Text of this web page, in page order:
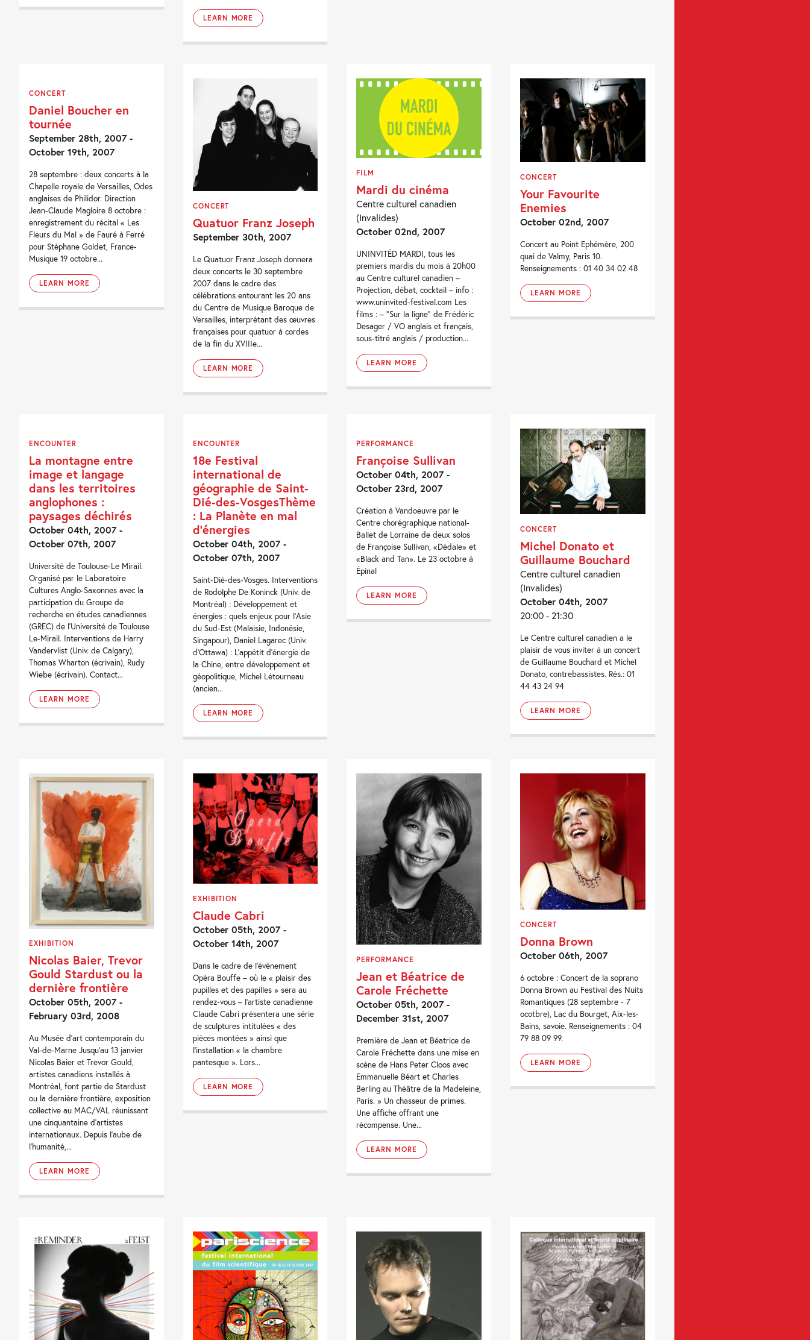
LEARN MORE
CONCERT
Daniel Boucher en
tournée
September 28th, 2007 -
October 19th, 2007
28 septembre : deux concerts à la
Chapelle royale de Versailles, Odes
anglaises de Philidor. Direction
Jean-Claude Magloire 8 octobre :
enregistrement du récital « Les
Fleurs du Mal » de Fauré à Ferré
pour Stéphane Goldet, France-
Musique 19 octobre...
LEARN MORE
CONCERT
Quatuor Franz Joseph
September 30th, 2007
Le Quatuor Franz Joseph donnera
deux concerts le 30 septembre
2007 dans le cadre des
célébrations entourant les 20 ans
du Centre de Musique Baroque de
Versailles, interprétant des œuvres
françaises pour quatuor à cordes
de la fin du XVIIIe...
LEARN MORE
FILM
Mardi du cinéma
Centre culturel canadien
(Invalides)
October 02nd, 2007
UNINVITÉD MARDI, tous les
premiers mardis du mois à 20h00
au Centre culturel canadien –
Projection, débat, cocktail – info :
www.uninvited-festival.com Les
films : – “Sur la ligne” de Frédéric
Desager / VO anglais et français,
sous-titré anglais / production...
LEARN MORE
CONCERT
Your Favourite
Enemies
October 02nd, 2007
Concert au Point Ephémère, 200
quai de Valmy, Paris 10.
Renseignements : 01 40 34 02 48
LEARN MORE
ENCOUNTER
La montagne entre
image et langage
dans les territoires
anglophones :
paysages déchirés
October 04th, 2007 -
October 07th, 2007
Université de Toulouse-Le Mirail.
Organisé par le Laboratoire
Cultures Anglo-Saxonnes avec la
participation du Groupe de
recherche en études canadiennes
(GREC) de l'Université de Toulouse
Le-Mirail. Interventions de Harry
Vandervlist (Univ. de Calgary),
Thomas Wharton (écrivain), Rudy
Wiebe (écrivain). Contact...
LEARN MORE
ENCOUNTER
18e Festival
international de
géographie de Saint-
Dié-des-VosgesThème
: La Planète en mal
d’énergies
October 04th, 2007 -
October 07th, 2007
Saint-Dié-des-Vosges. Interventions
de Rodolphe De Koninck (Univ. de
Montréal) : Développement et
énergies : quels enjeux pour l'Asie
du Sud-Est (Malaisie, Indonésie,
Singapour), Daniel Lagarec (Univ.
d'Ottawa) : L'appétit d'énergie de
la Chine, entre développement et
géopolitique, Michel Létourneau
(ancien...
LEARN MORE
PERFORMANCE
Françoise Sullivan
October 04th, 2007 -
October 23rd, 2007
Création à Vandoeuvre par le
Centre chorégraphique national-
Ballet de Lorraine de deux solos
de Françoise Sullivan, «Dédale» et
«Black and Tan». Le 23 octobre à
Épinal
LEARN MORE
CONCERT
Michel Donato et
Guillaume Bouchard
Centre culturel canadien
(Invalides)
October 04th, 2007
20:00 - 21:30
Le Centre culturel canadien a le
plaisir de vous inviter à un concert
de Guillaume Bouchard et Michel
Donato, contrebassistes. Rés.: 01
44 43 24 94
LEARN MORE
EXHIBITION
Nicolas Baier, Trevor
Gould Stardust ou la
dernière frontière
October 05th, 2007 -
February 03rd, 2008
Au Musée d’art contemporain du
Val-de-Marne Jusqu’au 13 janvier
Nicolas Baier et Trevor Gould,
artistes canadiens installés à
Montréal, font partie de Stardust
ou la dernière frontière, exposition
collective au MAC/VAL réunissant
une cinquantaine d’artistes
internationaux. Depuis l’aube de
l’humanité,...
LEARN MORE
EXHIBITION
Claude Cabri
October 05th, 2007 -
October 14th, 2007
Dans le cadre de l’événement
Opéra Bouffe – où le « plaisir des
pupilles et des papilles » sera au
rendez-vous – l’artiste canadienne
Claude Cabri présentera une série
de sculptures intitulées « des
pièces montées » ainsi que
l’installation « la chambre
pantesque ». Lors...
LEARN MORE
PERFORMANCE
Jean et Béatrice de
Carole Fréchette
October 05th, 2007 -
December 31st, 2007
Première de Jean et Béatrice de
Carole Fréchette dans une mise en
scène de Hans Peter Cloos avec
Emmanuelle Béart et Charles
Berling au Théâtre de la Madeleine,
Paris. » Un chasseur de primes.
Une affiche offrant une
récompense. Une...
LEARN MORE
CONCERT
Donna Brown
October 06th, 2007
6 octobre : Concert de la soprano
Donna Brown au Festival des Nuits
Romantiques (28 septembre - 7
ocotbre), Lac du Bourget, Aix-les-
Bains, savoie. Renseignements : 04
79 88 09 99.
LEARN MORE